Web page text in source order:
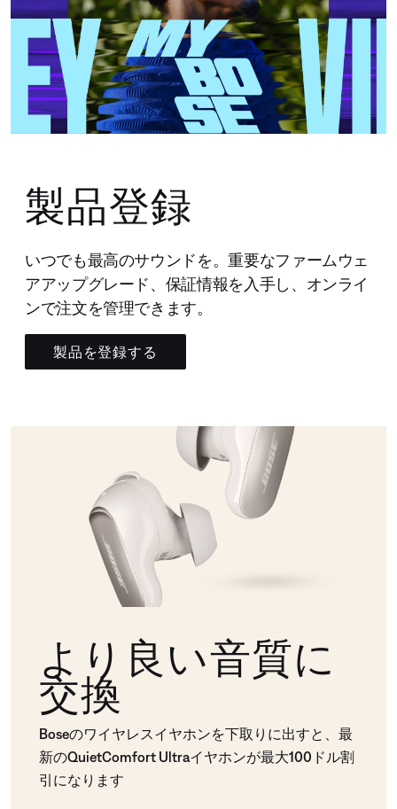
製品登録
いつでも最高のサウンドを。重要なファームウェ
アアップグレード、保証情報を入手し、オンライ
ンで注文を管理できます。
製品を登録する
より良い音質に
交換
Boseのワイヤレスイヤホンを下取りに出すと、最
新のQuietComfort Ultraイヤホンが最大100ドル割
引になります